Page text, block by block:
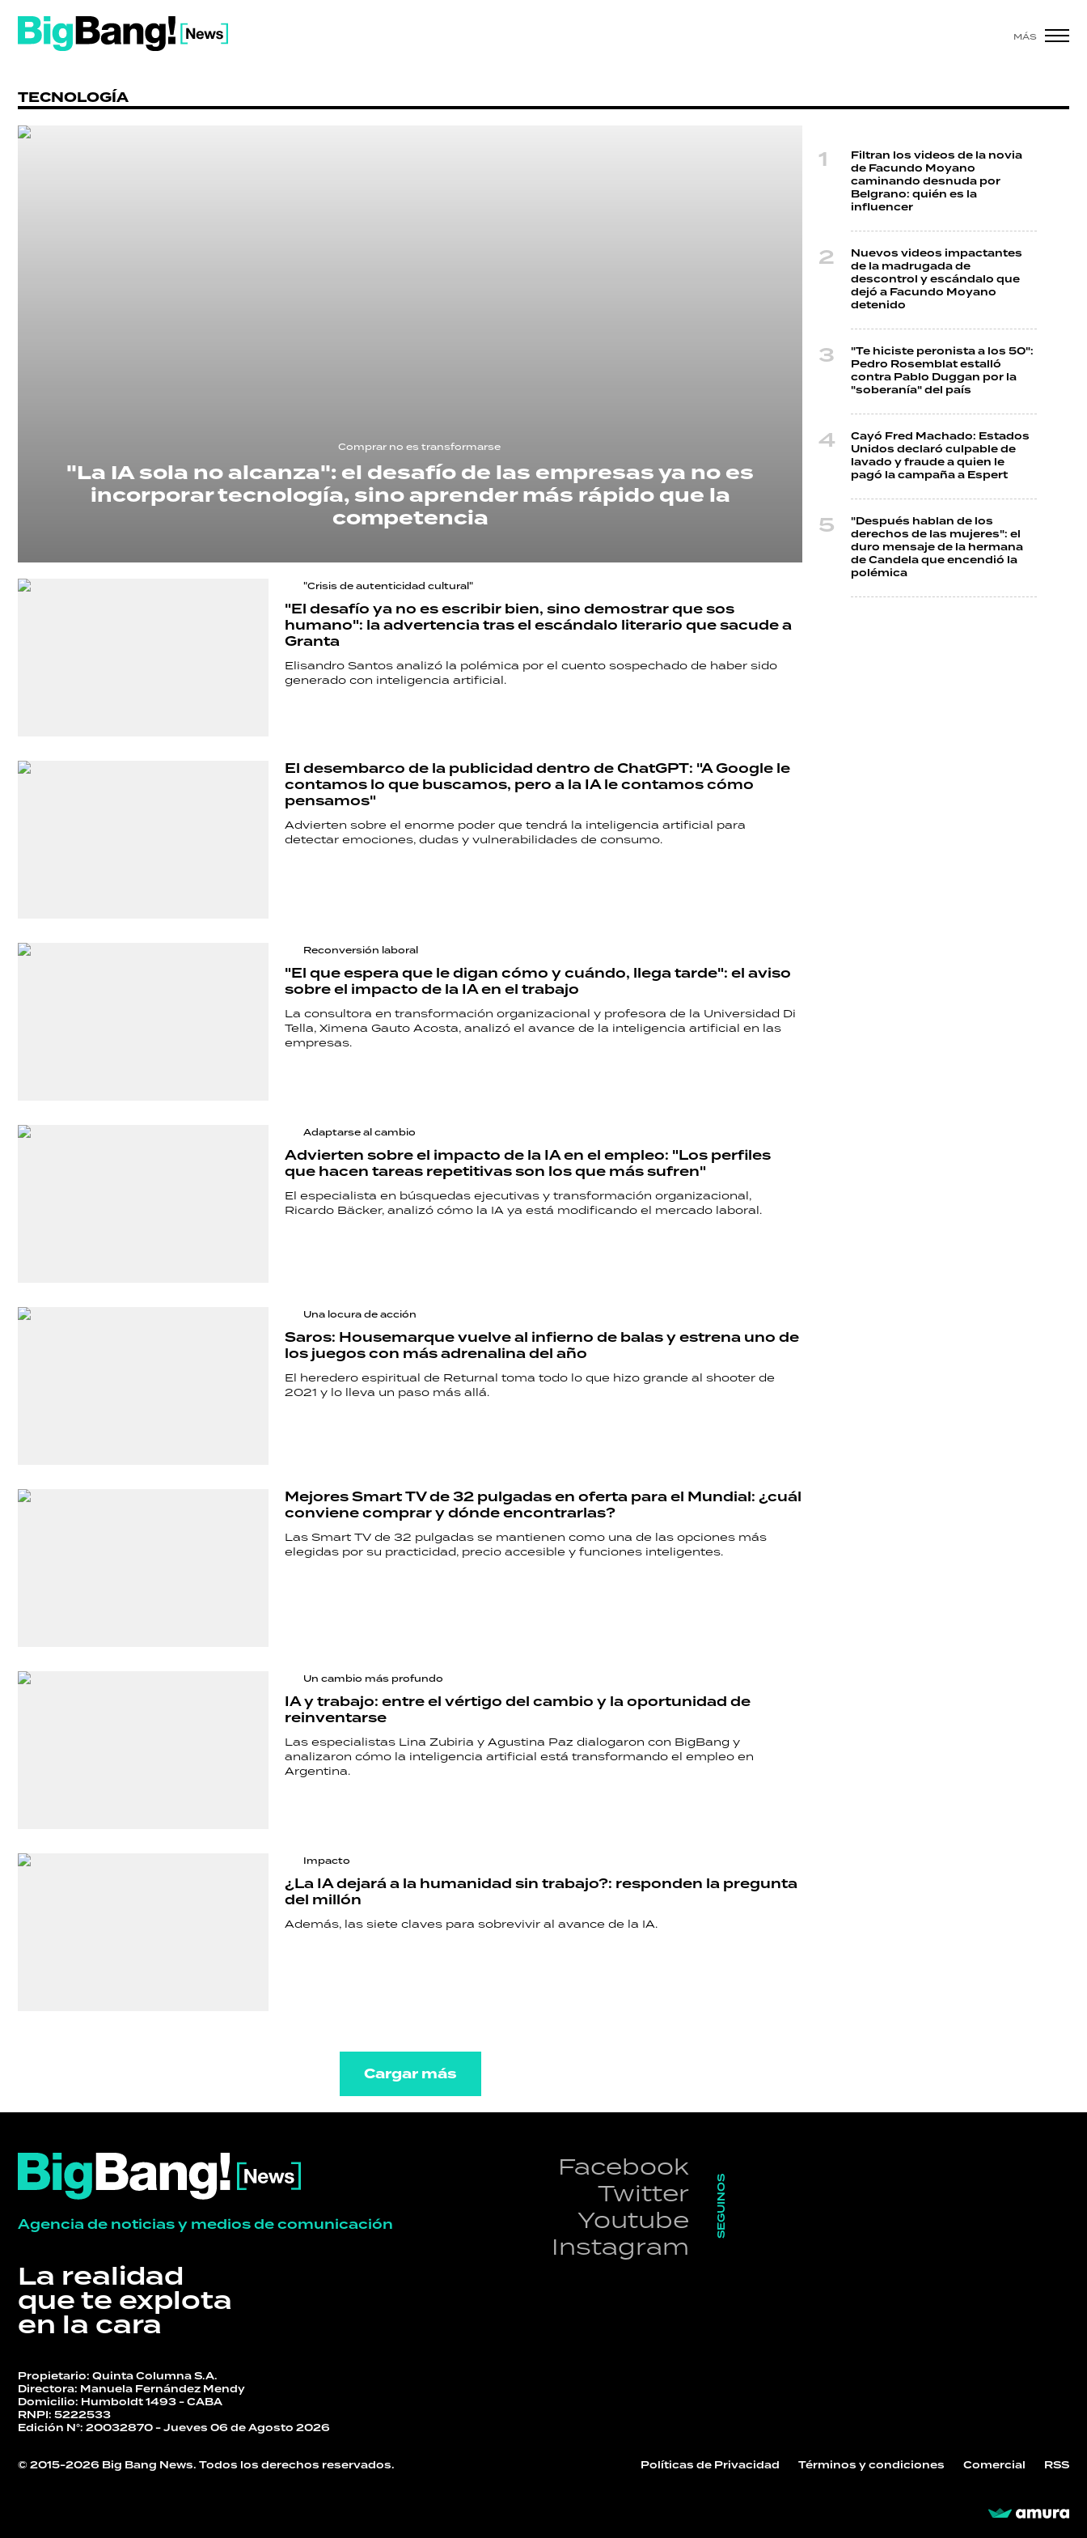
MÁS
TECNOLOGÍA
Comprar no es transformarse
"La IA sola no alcanza": el desafío de las empresas ya no es
incorporar tecnología, sino aprender más rápido que la
competencia
"Crisis de autenticidad cultural"
"El desafío ya no es escribir bien, sino demostrar que sos
humano": la advertencia tras el escándalo literario que sacude a
Granta
Elisandro Santos analizó la polémica por el cuento sospechado de haber sido
generado con inteligencia artificial.
El desembarco de la publicidad dentro de ChatGPT: "A Google le
contamos lo que buscamos, pero a la IA le contamos cómo
pensamos"
Advierten sobre el enorme poder que tendrá la inteligencia artificial para
detectar emociones, dudas y vulnerabilidades de consumo.
Reconversión laboral
"El que espera que le digan cómo y cuándo, llega tarde": el aviso
sobre el impacto de la IA en el trabajo
La consultora en transformación organizacional y profesora de la Universidad Di
Tella, Ximena Gauto Acosta, analizó el avance de la inteligencia artificial en las
empresas.
Adaptarse al cambio
Advierten sobre el impacto de la IA en el empleo: "Los perfiles
que hacen tareas repetitivas son los que más sufren"
El especialista en búsquedas ejecutivas y transformación organizacional,
Ricardo Bäcker, analizó cómo la IA ya está modificando el mercado laboral.
Una locura de acción
Saros: Housemarque vuelve al infierno de balas y estrena uno de
los juegos con más adrenalina del año
El heredero espiritual de Returnal toma todo lo que hizo grande al shooter de
2021 y lo lleva un paso más allá.
Mejores Smart TV de 32 pulgadas en oferta para el Mundial: ¿cuál
conviene comprar y dónde encontrarlas?
Las Smart TV de 32 pulgadas se mantienen como una de las opciones más
elegidas por su practicidad, precio accesible y funciones inteligentes.
Un cambio más profundo
IA y trabajo: entre el vértigo del cambio y la oportunidad de
reinventarse
Las especialistas Lina Zubiria y Agustina Paz dialogaron con BigBang y
analizaron cómo la inteligencia artificial está transformando el empleo en
Argentina.
Impacto
¿La IA dejará a la humanidad sin trabajo?: responden la pregunta
del millón
Además, las siete claves para sobrevivir al avance de la IA.
Cargar más
Filtran los videos de la novia
de Facundo Moyano
caminando desnuda por
Belgrano: quién es la
influencer
Nuevos videos impactantes
de la madrugada de
descontrol y escándalo que
dejó a Facundo Moyano
detenido
"Te hiciste peronista a los 50":
Pedro Rosemblat estalló
contra Pablo Duggan por la
"soberanía" del país
Cayó Fred Machado: Estados
Unidos declaró culpable de
lavado y fraude a quien le
pagó la campaña a Espert
"Después hablan de los
derechos de las mujeres": el
duro mensaje de la hermana
de Candela que encendió la
polémica
Agencia de noticias y medios de comunicación
La realidad
que te explota
en la cara
Facebook
Twitter
Youtube
Instagram
SEGUINOS
Propietario: Quinta Columna S.A.
Directora: Manuela Fernández Mendy
Domicilio: Humboldt 1493 - CABA
RNPI: 5222533
Edición N°: 20032870 - Jueves 06 de Agosto 2026
© 2015-2026 Big Bang News. Todos los derechos reservados. Políticas de Privacidad Términos y condiciones Comercial RSS
POLÍTICA
ACTUALIDAD
ECONOMÍA
Seguinos